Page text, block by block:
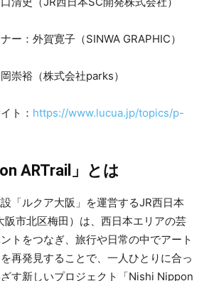
ー：外賀寛子（SINWA GRAPHIC）
崇裕（株式会社parks）
ト： https://www.lucua.jp/topics/p-
ARTrail」とは
「ルクア大阪」を運営するJR西日本
阪市北区梅田）は、西日本エリアの芸
トをつなぎ、旅行や日常の中でアート
再発見することで、一人ひとりに合っ
す新しいプロジェクト「Nishi Nippon